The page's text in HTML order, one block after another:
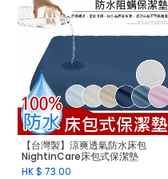
【台灣製】涼爽透氣防水床包
NightinCare床包式保潔墊
HK $ 73.00